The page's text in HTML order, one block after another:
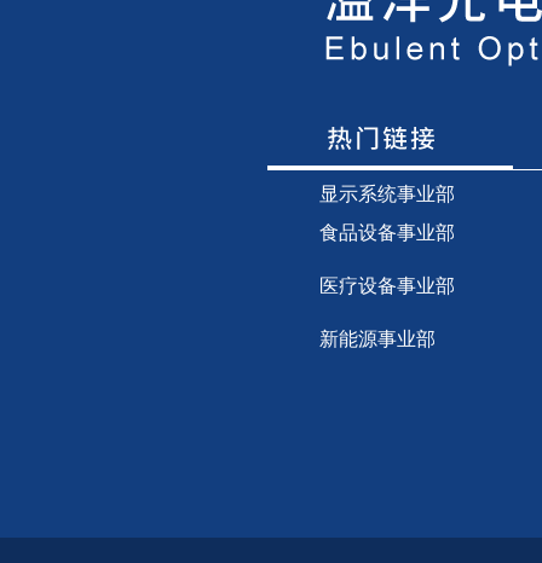
显示系统事业部
食品设备事业部
医疗设备事业部
新能源事业部